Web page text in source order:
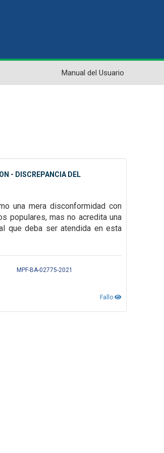
Manual del Usuario
- DISCREPANCIA DEL
una mera disconformidad con
populares, mas no acredita una
que deba ser atendida en esta
MPF-BA-02775-2021
Fallo